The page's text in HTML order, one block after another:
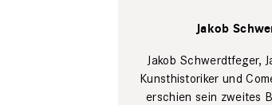
Jakob
Jakob Schwerdtfeger,
Kunsthistoriker und
erschien sein zweites